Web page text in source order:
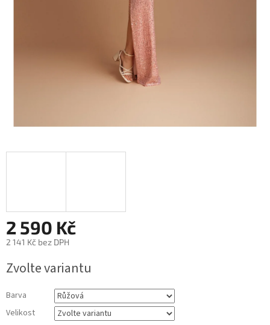
2 590 Kč
2 141 Kč bez DPH
cena:
Zvolte variantu
Barva
Velikost